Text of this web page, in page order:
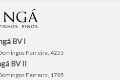
BV I
Ferreira, 4255
BV II
Ferreira, 1785